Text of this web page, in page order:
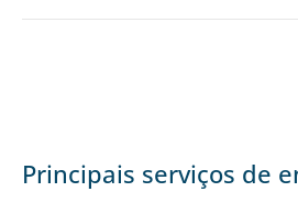
Principais serviços de